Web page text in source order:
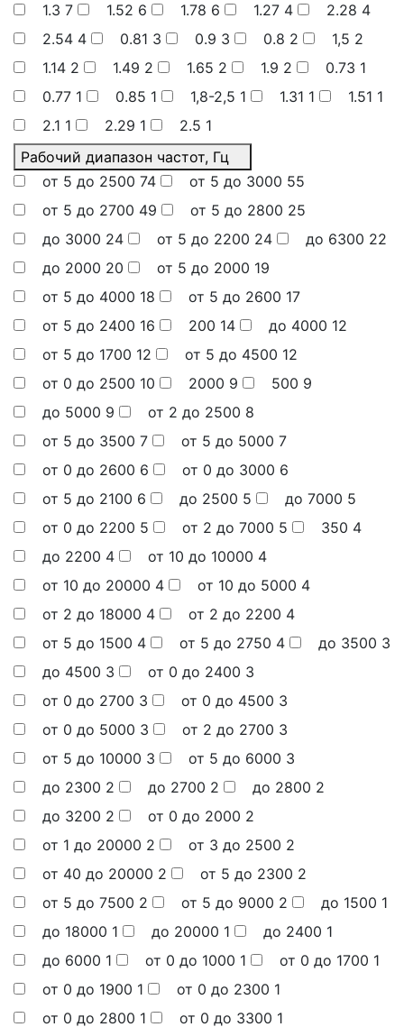
1.3 7 1.52 6 1.78 6 1.27 4 2.28 4
2.54 4 0.81 3 0.9 3 0.8 2 1,5 2
1.14 2 1.49 2 1.65 2 1.9 2 0.73 1
0.77 1 0.85 1 1,8-2,5 1 1.31 1 1.51 1
2.1 1 2.29 1 2.5 1
Рабочий диапазон частот, Гц
от 5 до 2500 74 от 5 до 3000 55
от 5 до 2700 49 от 5 до 2800 25
до 3000 24 от 5 до 2200 24 до 6300 22
до 2000 20 от 5 до 2000 19
от 5 до 4000 18 от 5 до 2600 17
от 5 до 2400 16 200 14 до 4000 12
от 5 до 1700 12 от 5 до 4500 12
от 0 до 2500 10 2000 9 500 9
до 5000 9 от 2 до 2500 8
от 5 до 3500 7 от 5 до 5000 7
от 0 до 2600 6 от 0 до 3000 6
от 5 до 2100 6 до 2500 5 до 7000 5
от 0 до 2200 5 от 2 до 7000 5 350 4
до 2200 4 от 10 до 10000 4
от 10 до 20000 4 от 10 до 5000 4
от 2 до 18000 4 от 2 до 2200 4
от 5 до 1500 4 от 5 до 2750 4 до 3500 3
до 4500 3 от 0 до 2400 3
от 0 до 2700 3 от 0 до 4500 3
от 0 до 5000 3 от 2 до 2700 3
от 5 до 10000 3 от 5 до 6000 3
до 2300 2 до 2700 2 до 2800 2
до 3200 2 от 0 до 2000 2
от 1 до 20000 2 от 3 до 2500 2
от 40 до 20000 2 от 5 до 2300 2
от 5 до 7500 2 от 5 до 9000 2 до 1500 1
до 18000 1 до 20000 1 до 2400 1
до 6000 1 от 0 до 1000 1 от 0 до 1700 1
от 0 до 1900 1 от 0 до 2300 1
от 0 до 2800 1 от 0 до 3300 1